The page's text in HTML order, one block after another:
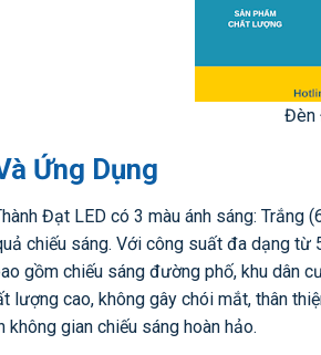
Đèn
Ứng Dụng
Đạt LED có 3 màu ánh sáng: Trắng
chiếu sáng. Với công suất đa dạng
gồm chiếu sáng đường phố, khu dân
lượng cao, không gây chói mắt, thân
không gian chiếu sáng hoàn hảo.